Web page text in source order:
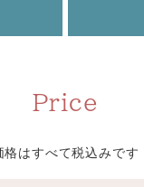
Price
格はすべて税込みです